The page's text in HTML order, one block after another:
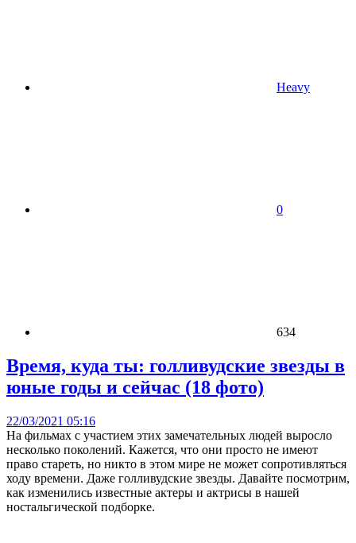
Heavy
0
634
Время, куда ты: голливудские звезды в
юные годы и сейчас (18 фото)
22/03/2021 05:16
На фильмах с участием этих замечательных людей выросло
несколько поколений. Кажется, что они просто не имеют
право стареть, но никто в этом мире не может сопротивляться
ходу времени. Даже голливудские звезды. Давайте посмотрим,
как изменились известные актеры и актрисы в нашей
ностальгической подборке.